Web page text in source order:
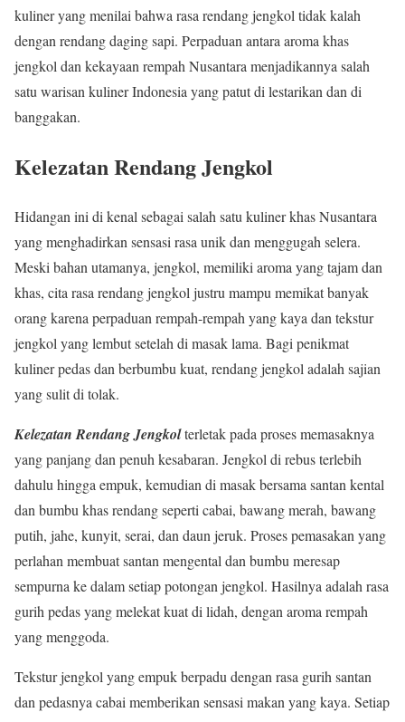
kuliner yang menilai bahwa rasa rendang jengkol tidak kalah
dengan rendang daging sapi. Perpaduan antara aroma khas
jengkol dan kekayaan rempah Nusantara menjadikannya salah
satu warisan kuliner Indonesia yang patut di lestarikan dan di
banggakan.
Kelezatan Rendang Jengkol
Hidangan ini di kenal sebagai salah satu kuliner khas Nusantara
yang menghadirkan sensasi rasa unik dan menggugah selera.
Meski bahan utamanya, jengkol, memiliki aroma yang tajam dan
khas, cita rasa rendang jengkol justru mampu memikat banyak
orang karena perpaduan rempah-rempah yang kaya dan tekstur
jengkol yang lembut setelah di masak lama. Bagi penikmat
kuliner pedas dan berbumbu kuat, rendang jengkol adalah sajian
yang sulit di tolak.
Kelezatan Rendang Jengkolterletak pada proses memasaknya
yang panjang dan penuh kesabaran. Jengkol di rebus terlebih
dahulu hingga empuk, kemudian di masak bersama santan kental
dan bumbu khas rendang seperti cabai, bawang merah, bawang
putih, jahe, kunyit, serai, dan daun jeruk. Proses pemasakan yang
perlahan membuat santan mengental dan bumbu meresap
sempurna ke dalam setiap potongan jengkol. Hasilnya adalah rasa
gurih pedas yang melekat kuat di lidah, dengan aroma rempah
yang menggoda.
Tekstur jengkol yang empuk berpadu dengan rasa gurih santan
dan pedasnya cabai memberikan sensasi makan yang kaya. Setiap